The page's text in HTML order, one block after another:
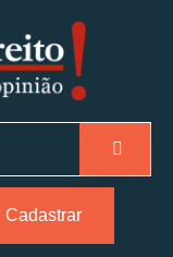
Cadastrar